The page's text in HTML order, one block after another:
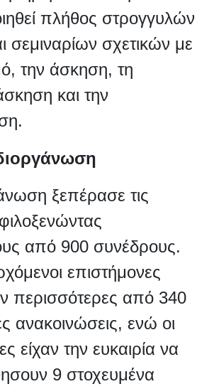
πλήθος στρογγυλών
σεμιναρίων σχετικών με
την άσκηση, τη
και την
ξεπέρασε τις
από 900 συνέδρους.
επιστήμονες
περισσότερες από 340
ανακοινώσεις, ενώ οι
είχαν την ευκαιρία να
9 στοχευμένα